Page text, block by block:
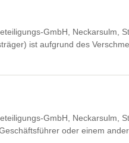
GmbH, Neckarsulm,
ist aufgrund des
GmbH, Neckarsulm,
oder einem